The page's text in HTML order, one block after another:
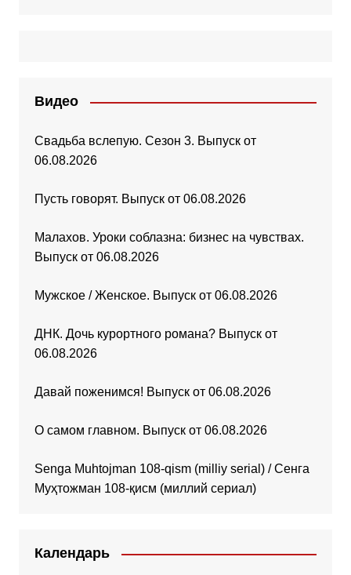
Видео
Свадьба вслепую. Сезон 3. Выпуск от
06.08.2026
Пусть говорят. Выпуск от 06.08.2026
Малахов. Уроки соблазна: бизнес на чувствах.
Выпуск от 06.08.2026
Мужское / Женское. Выпуск от 06.08.2026
ДНК. Дочь курортного романа? Выпуск от
06.08.2026
Давай поженимся! Выпуск от 06.08.2026
О самом главном. Выпуск от 06.08.2026
Senga Muhtojman 108-qism (milliy serial) / Сенга
Муҳтожман 108-қисм (миллий сериал)
Календарь